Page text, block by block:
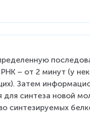
– от 2 минут (у
Затем
син­те­за новой
син­те­зи­ру­е­мых